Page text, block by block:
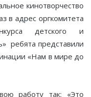
кинотворчество
в адрес оргкомитета
детского и
ребята представили
«Нам в мире до
работу так: «Это